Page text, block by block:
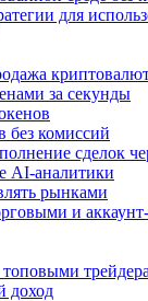
для
за секунды
комиссий
сделок
AI-аналитики
рынками
и
топовыми
доход